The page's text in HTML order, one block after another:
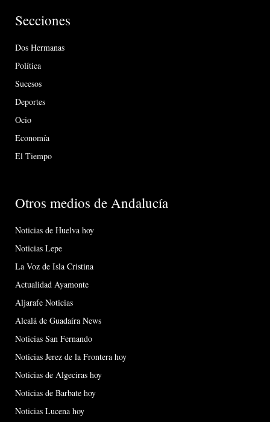
Secciones
Dos Hermanas
Política
Sucesos
Deportes
Ocio
Economía
El Tiempo
Otros medios de Andalucía
Noticias de Huelva hoy
Noticias Lepe
La Voz de Isla Cristina
Actualidad Ayamonte
Aljarafe Noticias
Alcalá de Guadaíra News
Noticias San Fernando
Noticias Jerez de la Frontera hoy
Noticias de Algeciras hoy
Noticias de Barbate hoy
Noticias Lucena hoy